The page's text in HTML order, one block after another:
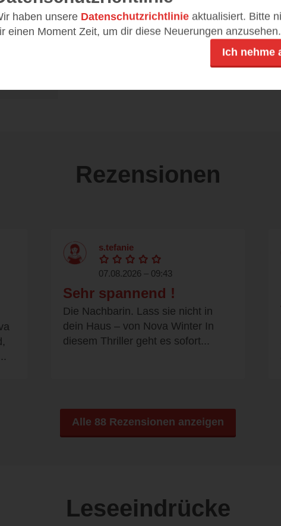
Rezensionen
s.tefanie
07.08.2026 – 09:43
Sehr spannend !
Die Nachbarin. Lass sie nicht in
dein Haus – von Nova Winter In
diesem Thriller geht es sofort...
Alle 88 Rezensionen anzeigen
Leseeindrücke
haben unsere Datenschutzrichtlinie aktualisiert. Bitte
einen Moment Zeit, um dir diese Neuerungen anzusehen.
Ich nehme